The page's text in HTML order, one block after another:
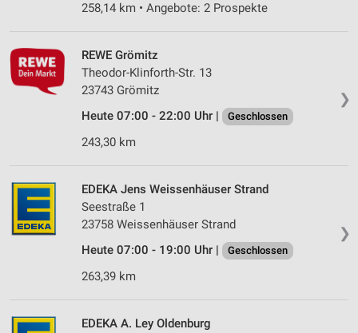
258,14 km • Angebote: 2 Prospekte
❯
REWE Grömitz
Theodor-Klinforth-Str. 13
23743 Grömitz
Heute 07:00 - 22:00 Uhr |
Geschlossen
243,30 km
❯
EDEKA Jens Weissenhäuser Strand
Seestraße 1
23758 Weissenhäuser Strand
Heute 07:00 - 19:00 Uhr |
Geschlossen
263,39 km
EDEKA A. Ley Oldenburg
Partnerliste anzeigen (1 IAB-Anbieter)
IAB-Verarbeitungszwecke:
Speichern von oder Zugriff auf Informationen
auf einem Endgerät
Verwendung reduzierter Daten zur Auswahl von
Werbeanzeigen
Werbung
Verwendung von Profilen zur Auswahl
personalisierter Werbung
Erstellung von Profilen zur Personalisierung
von Inhalten
personalisierter Inhalte